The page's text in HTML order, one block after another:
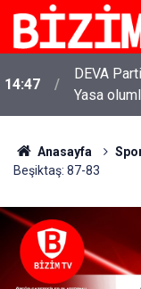
14:47
DEVA
Yasa
Anasayfa
Beşiktaş: 87-83